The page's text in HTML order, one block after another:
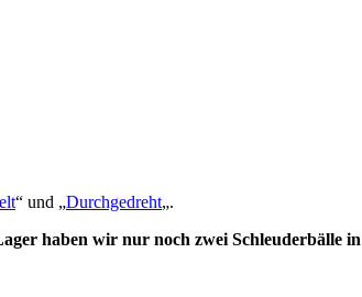
“ und „Durchgedreht„.
haben wir nur noch zwei Schleuderbälle